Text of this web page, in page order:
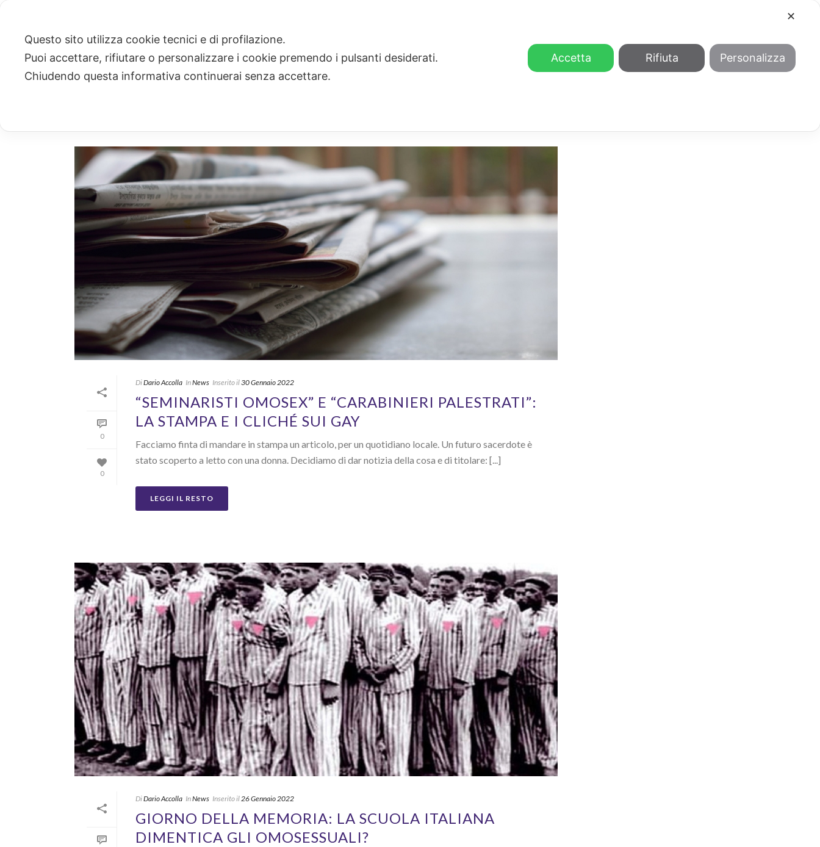
ARCHIVIO
0
0
DiDario Accolla InNews Inserito il30 Gennaio 2022
“SEMINARISTI OMOSEX” E “CARABINIERI PALESTRATI”:
LA STAMPA E I CLICHÉ SUI GAY
Facciamo finta di mandare in stampa un articolo, per un quotidiano locale. Un futuro sacerdote è
stato scoperto a letto con una donna. Decidiamo di dar notizia della cosa e di titolare: [...]
LEGGI IL RESTO
DiDario Accolla InNews Inserito il26 Gennaio 2022
GIORNO DELLA MEMORIA: LA SCUOLA ITALIANA
DIMENTICA GLI OMOSESSUALI?
✕
Questo sito utilizza cookie tecnici e di profilazione.
Puoi accettare, rifiutare o personalizzare i cookie premendo i pulsanti desiderati.
Chiudendo questa informativa continuerai senza accettare.
Accetta Rifiuta Personalizza